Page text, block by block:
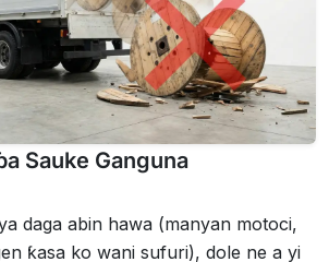
Sauke Ganguna
daga abin hawa (manyan motoci,
ƙasa ko wani sufuri), dole ne a yi